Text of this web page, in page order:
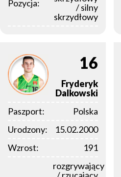
Pozycja:
/ silny
skrzydłowy
16
Fryderyk
Dalkowski
Paszport:
Polska
Urodzony:
15.02.2000
Wzrost:
191
rozgrywający